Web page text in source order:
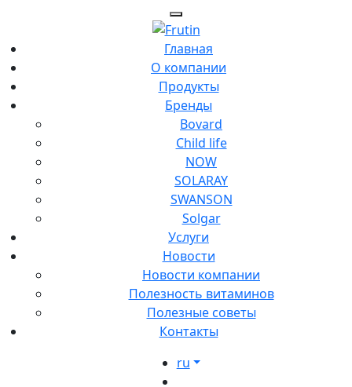
Главная
О компании
Продукты
Бренды
Bovard
Child life
NOW
SOLARAY
SWANSON
Solgar
Услуги
Новости
Новости компании
Полезность витаминов
Полезные советы
Контакты
ru